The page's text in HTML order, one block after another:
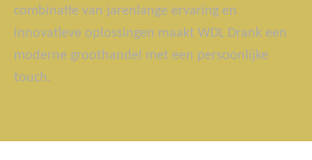
combinatie van jarenlange ervaring en
innovatieve oplossingen maakt WDL Drank een
moderne groothandel met een persoonlijke
touch.